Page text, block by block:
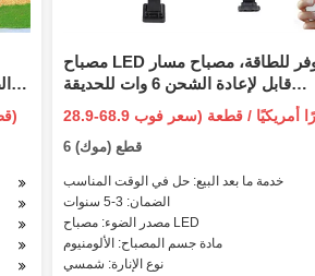
مصباح LED موفر للطاقة، مصباح مسار
قابل لإعادة الشحن 6 وات للحديقة
الشمسية في الهواء الطلق مع إضاءة
شريطية LED
6 قطع (موك)
خدمة ما بعد البيع: حل في الوقت المناسب
الضمان: 3-5 سنوات
مصدر الضوء: مصباح LED
مادة جسم المصباح: الألومنيوم
نوع الإنارة: شمسي
US $ 120-150 / قطعة (مرجع فوب السعر)